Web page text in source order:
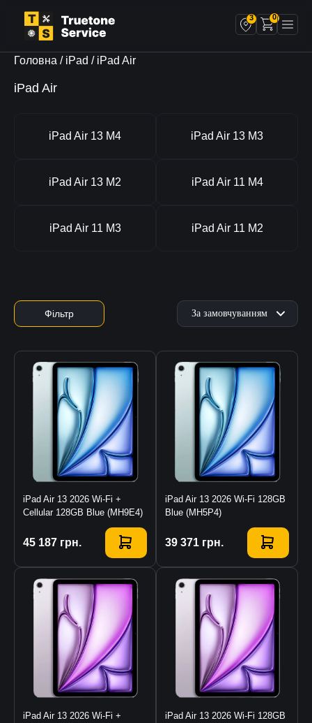
3 0
Головна / iPad / iPad Air
iPad Air
iPad Air 13 M4 iPad Air 13 M3
iPad Air 13 M2 iPad Air 11 M4
iPad Air 11 M3 iPad Air 11 M2
Фільтр
iPad Air 13 2026 Wi-Fi +
Cellular 128GB Blue (MH9E4)
45 187 грн.
Купити
iPad Air 13 2026 Wi-Fi 128GB
Blue (MH5P4)
39 371 грн.
Купити
iPad Air 13 2026 Wi-Fi +
iPad Air 13 2026 Wi-Fi 128GB